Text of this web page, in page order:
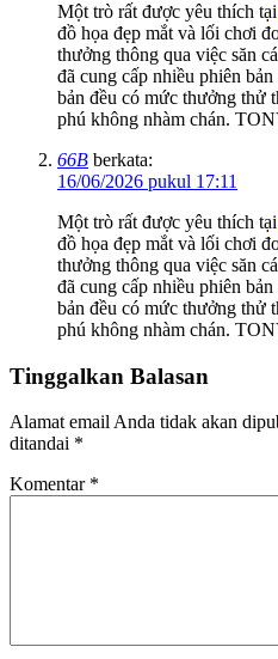
Một trò rất được yêu thích tại
đồ họa đẹp mắt và lối chơi
thưởng thông qua việc săn
đã cung cấp nhiều phiên
bản đều có mức thưởng thử
phú không nhàm chán.
66B berkata:
16/06/2026 pukul 17:11
Một trò rất được yêu thích tại
đồ họa đẹp mắt và lối chơi
thưởng thông qua việc săn
đã cung cấp nhiều phiên
bản đều có mức thưởng thử
phú không nhàm chán.
Tinggalkan Balasan
Alamat email Anda tidak akan
ditandai *
Komentar *